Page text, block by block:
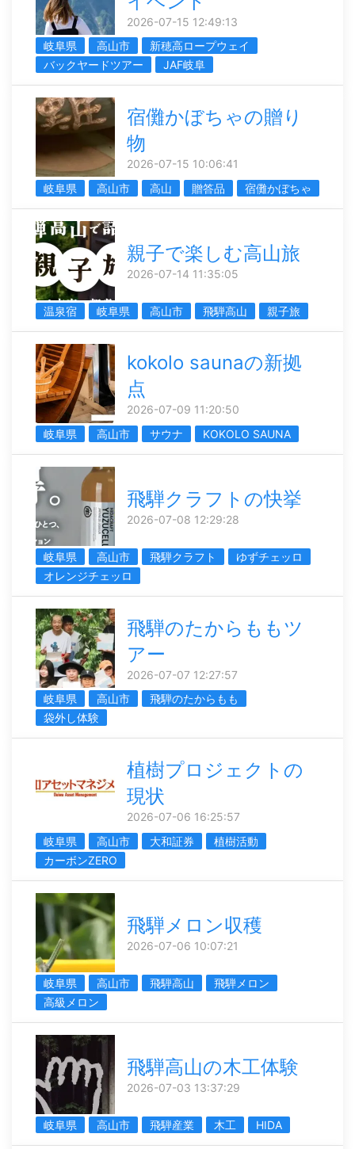
2026-07-15 12:49:13
岐阜県
高山市
新穂高ロープウェイ
バックヤードツアー
JAF岐阜
宿儺かぼちゃの贈り
物
2026-07-15 10:06:41
岐阜県
高山市 高山 贈答品 宿儺かぼちゃ
親子で楽しむ高山旅
2026-07-14 11:35:05
温泉宿 岐阜県 高山市 飛騨高山 親子旅
kokolo saunaの新拠
点
2026-07-09 11:20:50
岐阜県
高山市 サウナ KOKOLO SAUNA
飛騨クラフトの快挙
2026-07-08 12:29:28
岐阜県 高山市 飛騨クラフト
ゆずチェッロ
オレンジチェッロ
飛騨のたからももツ
アー
2026-07-07 12:27:57
岐阜県
高山市
飛騨のたからもも
袋外し体験
植樹プロジェクトの
現状
2026-07-06 16:25:57
岐阜県
高山市 大和証券
植樹活動
カーボンZERO
飛騨メロン収穫
2026-07-06 10:07:21
岐阜県 高山市 飛騨高山
飛騨メロン
高級メロン
飛騨高山の木工体験
2026-07-03 13:37:29
岐阜県 高山市 飛騨産業 木工 HIDA